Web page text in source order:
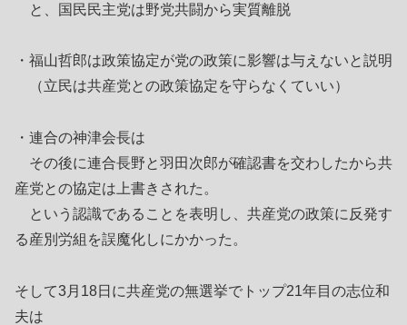
と、国民民主党は野党共闘から実質離脱
・福山哲郎は政策協定が党の政策に影響は与えないと説明
（立民は共産党との政策協定を守らなくていい）
・連合の神津会長は
その後に連合長野と羽田次郎が確認書を交わしたから共
産党との協定は上書きされた。
という認識であることを表明し、共産党の政策に反発す
る産別労組を誤魔化しにかかった。
そして3月18日に共産党の無選挙でトップ21年目の志位和
夫は